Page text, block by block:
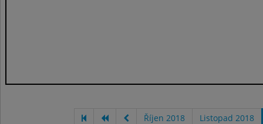
Říjen 2018 Listopad 2018